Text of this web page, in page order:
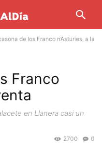
de los Franco n’Asturies, a la
Franco
en Llanera casi un
0
2700